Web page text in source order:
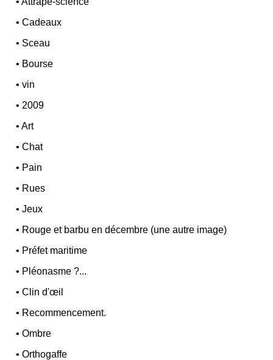
•Cadeaux
• Sceau
• Bourse
•vin
• 2009
•Art
•Chat
• Pain
• Rues
•Jeux
• Rouge et barbu en décembre (une autre image)
• Préfet maritime
• Pléonasme ?...
•Clin d'œil
• Recommencement.
•Ombre
•Orthogaffe